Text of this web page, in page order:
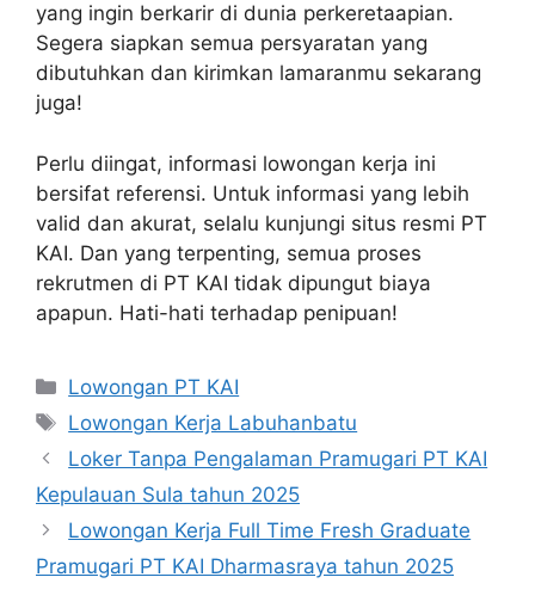
yang ingin berkarir di dunia perkeretaapian.
Segera siapkan semua persyaratan yang
dibutuhkan dan kirimkan lamaranmu sekarang
juga!
Perlu diingat, informasi lowongan kerja ini
bersifat referensi. Untuk informasi yang lebih
valid dan akurat, selalu kunjungi situs resmi PT
KAI. Dan yang terpenting, semua proses
rekrutmen di PT KAI tidak dipungut biaya
apapun. Hati-hati terhadap penipuan!
Categories
Lowongan PT KAI
Tags
Lowongan Kerja Labuhanbatu
Loker Tanpa Pengalaman Pramugari PT KAI
Kepulauan Sula tahun 2025
Lowongan Kerja Full Time Fresh Graduate
Pramugari PT KAI Dharmasraya tahun 2025